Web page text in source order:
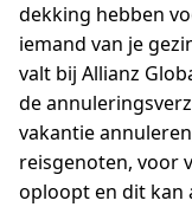
dekking hebben
iemand van je
valt bij Allianz
de
vakantie
reisgenoten, voor
oploopt en dit kan